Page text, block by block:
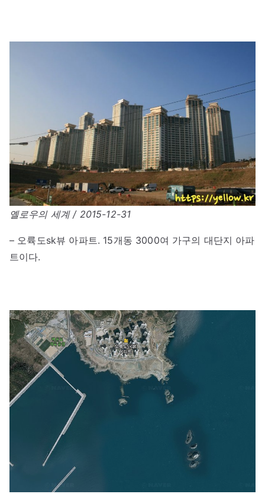
옐로우의 세계 / 2015-12-31
– 오륙도sk뷰 아파트. 15개동 3000여 가구의 대단지 아파
트이다.